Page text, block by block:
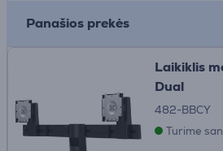
Panašios prekės
Laikiklis
Dual
482-BBCY
Turime